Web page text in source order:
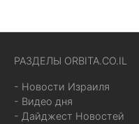
РАЗДЕЛЫ ORBITA.CO.IL
- Новости Израиля
- Видео дня
- Дайджест Новостей